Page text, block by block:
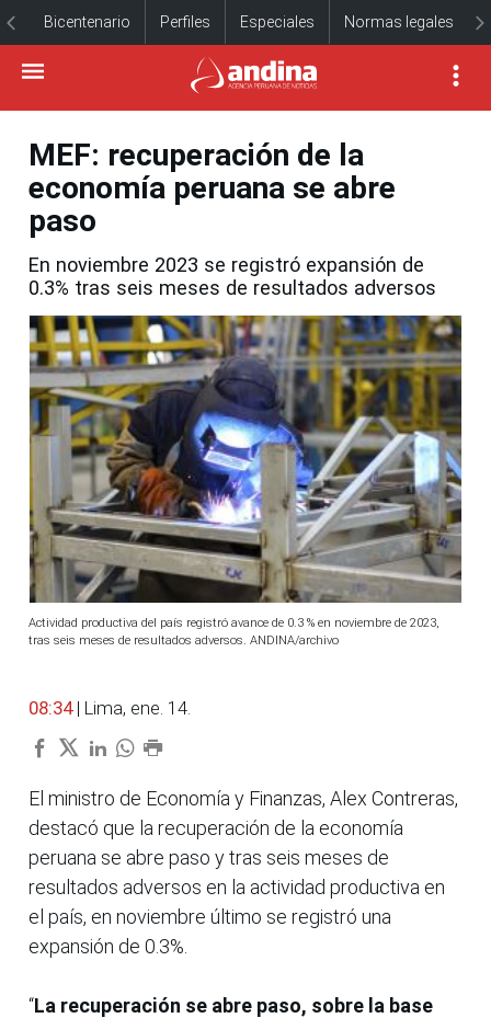
Bicentenario Perfiles Especiales Normas legales
MEF: recuperación de la
economía peruana se abre
paso
En noviembre 2023 se registró expansión de
0.3% tras seis meses de resultados adversos
Actividad productiva del país registró avance de 0.3 % en noviembre de 2023,
tras seis meses de resultados adversos. ANDINA/archivo
08:34 | Lima, ene. 14.
El ministro de Economía y Finanzas, Alex Contreras,
destacó que la recuperación de la economía
peruana se abre paso y tras seis meses de
resultados adversos en la actividad productiva en
el país, en noviembre último se registró una
expansión de 0.3%.
“La recuperación se abre paso, sobre la base